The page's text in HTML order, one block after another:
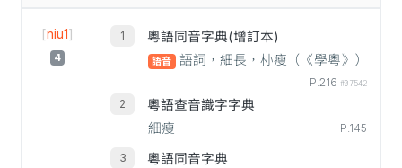
[niu1]
4
粵語同音字典(增訂本)
語音 語詞，細長，㭂瘦（《學粵》）
P.216 #07542
粵語查音識字字典
細瘦
P.145
粵語同音字典